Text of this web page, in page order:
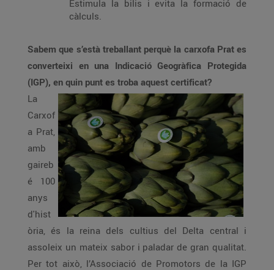
Estimula la bilis i evita la formació de
càlculs.
Sabem que s’està treballant perquè la carxofa Prat es
converteixi en una Indicació Geogràfica Protegida
(IGP), en quin punt es troba aquest certificat?
La
Carxof
a Prat,
amb
gaireb
é 100
anys
d'hist
òria, és la reina dels cultius del Delta central i
assoleix un mateix sabor i paladar de gran qualitat.
Per tot això, l’Associació de Promotors de la IGP